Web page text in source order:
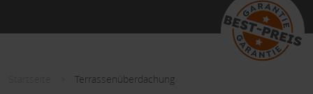
Terrassenüberdachung